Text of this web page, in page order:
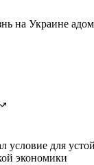
на Украине адом
условие для
экономики